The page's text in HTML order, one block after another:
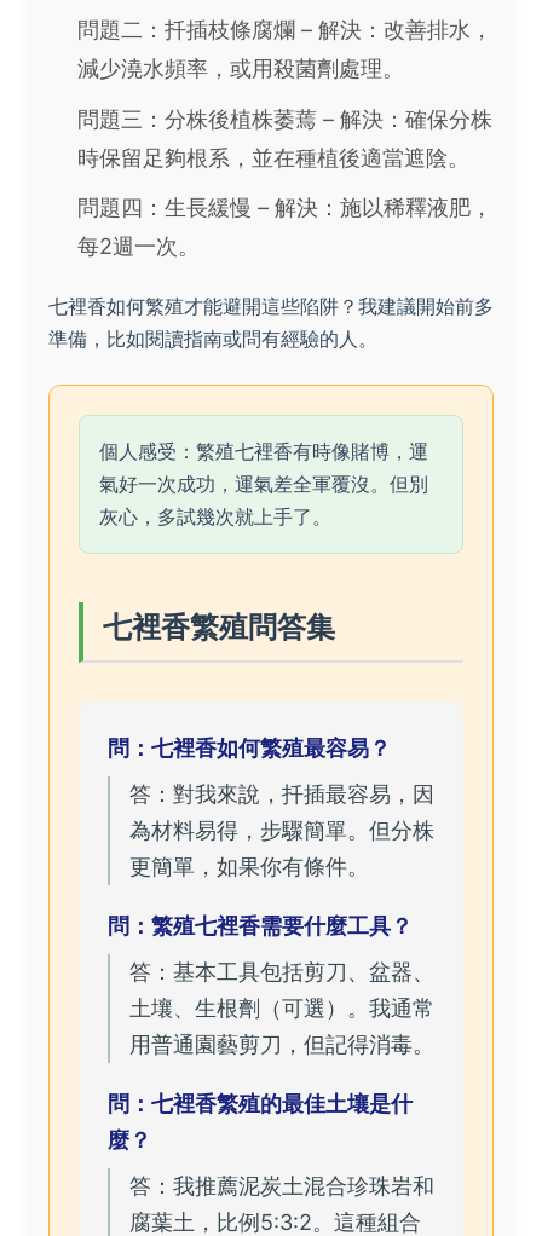
問題二：扦插枝條腐爛 – 解決：改善排水，
減少澆水頻率，或用殺菌劑處理。
問題三：分株後植株萎蔫 – 解決：確保分株
時保留足夠根系，並在種植後適當遮陰。
問題四：生長緩慢 – 解決：施以稀釋液肥，
每2週一次。
七裡香如何繁殖才能避開這些陷阱？我建議開始前多
準備，比如閱讀指南或問有經驗的人。
個人感受：繁殖七裡香有時像賭博，運
氣好一次成功，運氣差全軍覆沒。但別
灰心，多試幾次就上手了。
七裡香繁殖問答集
問：七裡香如何繁殖最容易？
答：對我來說，扦插最容易，因
為材料易得，步驟簡單。但分株
更簡單，如果你有條件。
問：繁殖七裡香需要什麼工具？
答：基本工具包括剪刀、盆器、
土壤、生根劑（可選）。我通常
用普通園藝剪刀，但記得消毒。
問：七裡香繁殖的最佳土壤是什
麼？
答：我推薦泥炭土混合珍珠岩和
腐葉土，比例5:3:2。這種組合